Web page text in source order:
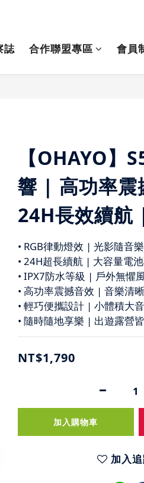
誌 合作聯盟專區 會員
【OHAYO】
響 | 高功率震
24H長效續航
• RGB律動燈效 | 光影隨音
• 24H超長續航 | 大容量電
• IPX7防水等級 | 戶外無懼
• 高功率震撼音效 | 音樂清
• 輕巧便攜設計 | 小體積大
• 隨時隨地享樂 | 出遊露營
NT$1,790
加入購物車
加入